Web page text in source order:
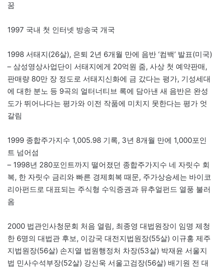
꿈
1997 국내 첫 인터넷 방송국 개국
1998 서태지(26살), 은퇴 2년 6개월 만에 음반 ‘컴백’ 발표(미국)
– 삼성영상사업단이 서태지에게 20억원 줌, 사상 첫 예약판매,
판매량 80만 장 정도로 서태지신화에 금 갔다는 평가, 기성세대
에 대한 분노 등 9곡의 얼터너티브 록에 담아낸 새 음반은 완성
도가 뛰어나다는 평가와 이전 작품에 미치지 못한다는 평가 엇
갈림
1999 종합주가지수 1,005.98 기록, 3년 8개월 만에 1,000포인
트 넘어섬
– 1998년 280포인트까지 떨어졌던 종합주가지수 네 자릿수 회
복, 한 자릿수 금리와 빠른 경제회복 때문, 주가상승세는 바이코
리아펀드로 대표되는 주식형 수익증권과 뮤추얼펀드 열풍 불러
옴
2000 법관인사청문회 처음 열림, 최종영 대법원장이 임명 제청
한 6명의 대법관 후보, 이강국 대전지법원장(55살) 이규홍 제주
지법원장(56살) 손지열 법원행정처 차장(53살) 박재윤 서울지
법 민사수석부장(52살) 강신욱 서울고검장(56살) 배기원 전 대